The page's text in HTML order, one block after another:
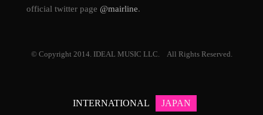
official twitter page @mairline.
© Copyright 2014. IDEAL MUSIC LLC. All Rights Reserved.
INTERNATIONAL JAPAN